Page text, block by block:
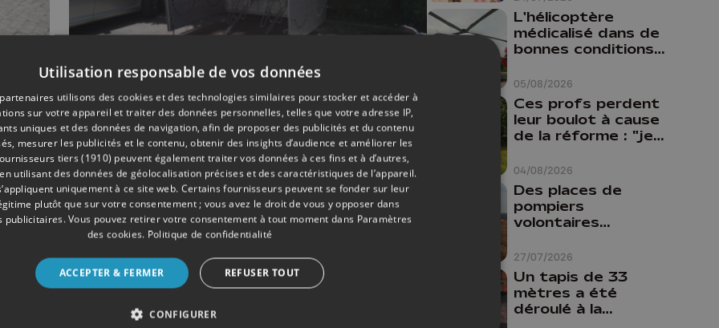
SOCIÉTÉ
Liège : bientôt des box
sécurisés pour les vélos
05/08/2026
L'hélicoptère
médicalisé dans de
bonnes conditions à
04/08/2026
Ces profs perdent
leur boulot à cause
de la réforme : "je
comme prof que
comme
pharmacienne"
27/07/2026
Des places de
pompiers
volontaires
province de Liège :
"Un citoyen qui
n'est formé ne
peut pas nous
aider"
Un tapis de 33
mètres a été
déroulé à la
Utilisation responsable de vos données
utilisons des cookies et des technologies similaires pour stocker et accéder à
sur votre appareil et traiter des données personnelles, telles que votre adresse IP,
uniques et des données de navigation, afin de proposer des publicités et du contenu
mesurer les publicités et le contenu, obtenir des insights d’audience et améliorer les
tiers (1910) peuvent également traiter vos données à ces fins et à d’autres,
utilisant des données de géolocalisation précises et des caractéristiques de l’appareil.
uniquement à ce site web. Certains fournisseurs peuvent se fonder sur leur
plutôt que sur votre consentement ; vous avez le droit de vous y opposer dans
publicitaires. Vous pouvez retirer votre consentement à tout moment dans Paramètres
des cookies. Politique de confidentialité
ACCEPTER & FERMER REFUSER TOUT
CONFIGURER